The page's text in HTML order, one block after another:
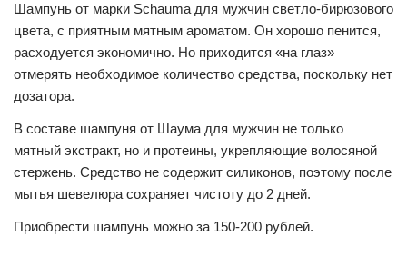
Шампунь от марки Schauma для мужчин светло-бирюзового
цвета, с приятным мятным ароматом. Он хорошо пенится,
расходуется экономично. Но приходится «на глаз»
отмерять необходимое количество средства, поскольку нет
дозатора.
В составе шампуня от Шаума для мужчин не только
мятный экстракт, но и протеины, укрепляющие волосяной
стержень. Средство не содержит силиконов, поэтому после
мытья шевелюра сохраняет чистоту до 2 дней.
Приобрести шампунь можно за 150-200 рублей.